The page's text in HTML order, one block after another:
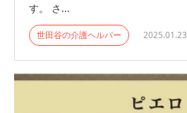
す。 さ...
世田谷の介護ヘルパー 2025.01.23